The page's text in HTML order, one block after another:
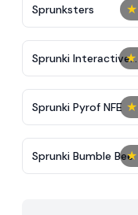
★
Sprunksters
★
Sprunki Interactive
Tunner
★
Sprunki Pyrof NFE
★
Sprunki Bumble Bee